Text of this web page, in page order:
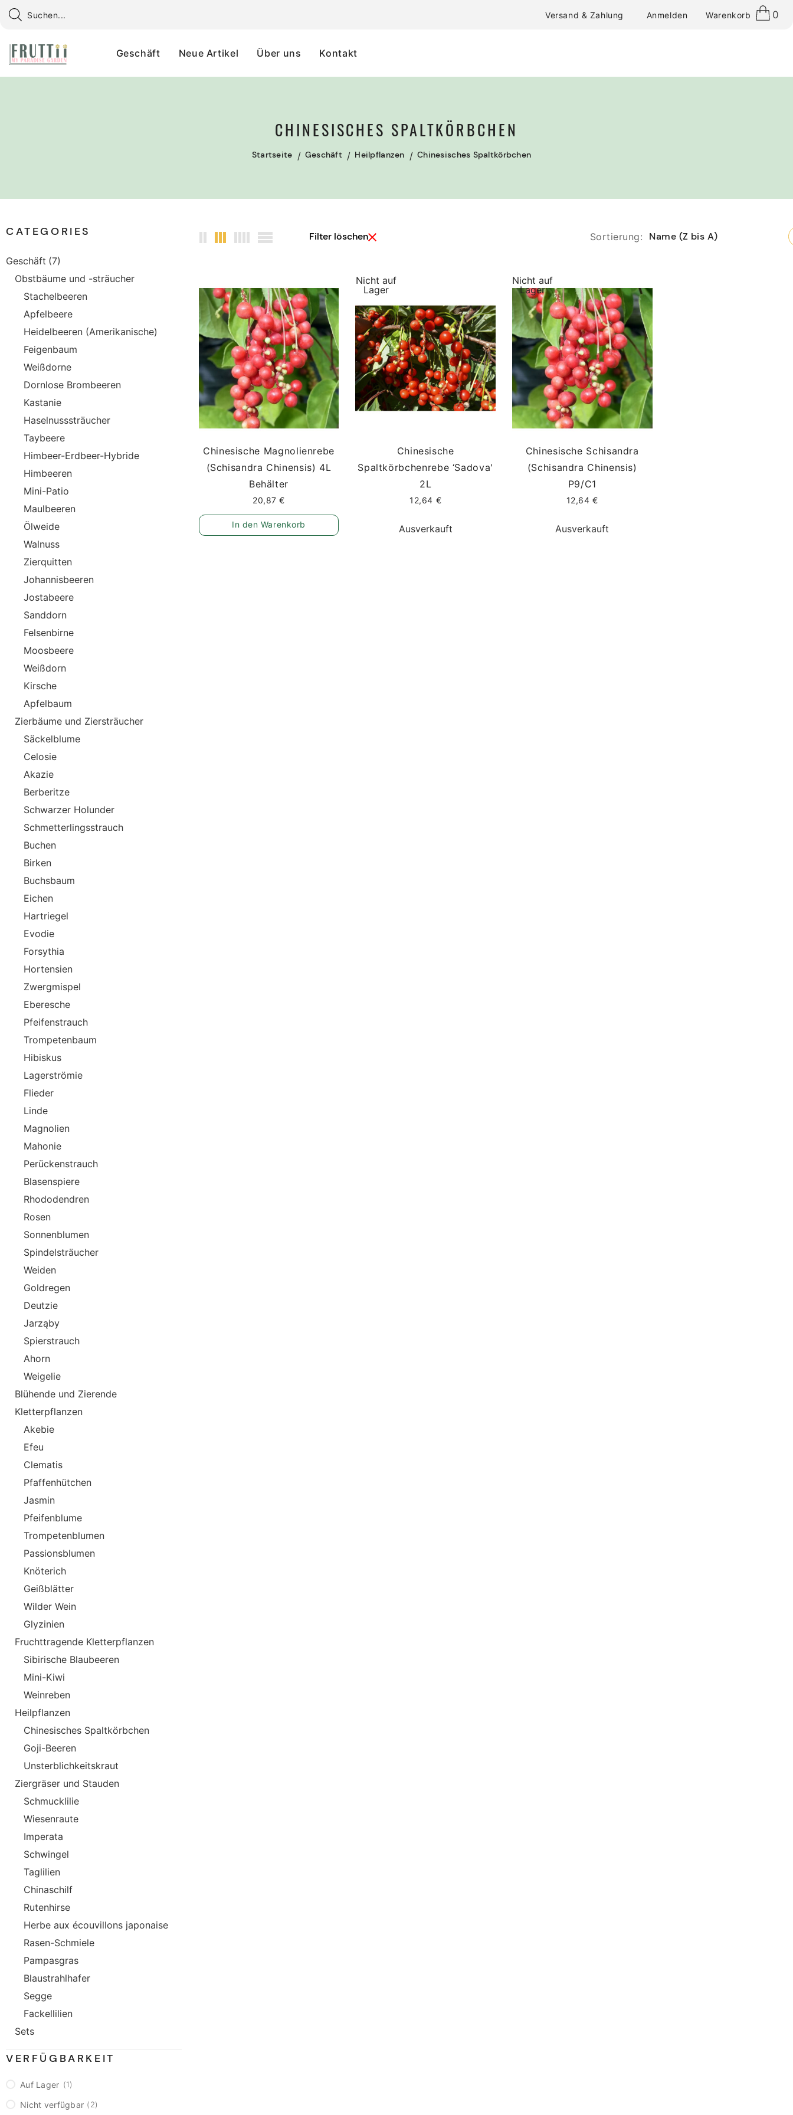
Versand & Zahlung Anmelden Warenkorb 0
Geschäft Neue Artikel Über uns Kontakt
CHINESISCHES SPALTKÖRBCHEN
Startseite Geschäft Heilpflanzen Chinesisches Spaltkörbchen
CATEGORIES
Geschäft (7)
Obstbäume und -sträucher
Stachelbeeren
Apfelbeere
Heidelbeeren (Amerikanische)
Feigenbaum
Weißdorne
Dornlose Brombeeren
Kastanie
Haselnusssträucher
Taybeere
Himbeer-Erdbeer-Hybride
Himbeeren
Mini-Patio
Maulbeeren
Ölweide
Walnuss
Zierquitten
Johannisbeeren
Jostabeere
Sanddorn
Felsenbirne
Moosbeere
Weißdorn
Kirsche
Apfelbaum
Zierbäume und Ziersträucher
Säckelblume
Celosie
Akazie
Berberitze
Schwarzer Holunder
Schmetterlingsstrauch
Buchen
Birken
Buchsbaum
Eichen
Hartriegel
Evodie
Forsythia
Hortensien
Zwergmispel
Eberesche
Pfeifenstrauch
Trompetenbaum
Hibiskus
Lagerströmie
Flieder
Linde
Magnolien
Mahonie
Perückenstrauch
Blasenspiere
Rhododendren
Rosen
Sonnenblumen
Spindelsträucher
Weiden
Goldregen
Deutzie
Jarząby
Spierstrauch
Ahorn
Weigelie
Blühende und Zierende
Kletterpflanzen
Akebie
Efeu
Clematis
Pfaffenhütchen
Jasmin
Pfeifenblume
Trompetenblumen
Passionsblumen
Knöterich
Geißblätter
Wilder Wein
Glyzinien
Fruchttragende Kletterpflanzen
Sibirische Blaubeeren
Mini-Kiwi
Weinreben
Heilpflanzen
Chinesisches Spaltkörbchen
Goji-Beeren
Unsterblichkeitskraut
Ziergräser und Stauden
Schmucklilie
Wiesenraute
Imperata
Schwingel
Taglilien
Chinaschilf
Rutenhirse
Herbe aux écouvillons japonaise
Rasen-Schmiele
Pampasgras
Blaustrahlhafer
Segge
Fackellilien
Sets
VERFÜGBARKEIT
Auf Lager 1
Nicht verfügbar 2
Filter löschen Sortierung: Name (Z bis A)
Chinesische Magnolienrebe
(Schisandra Chinensis) 4L
Behälter
20,87 €
In den Warenkorb
Nicht auf
Lager
Chinesische
Spaltkörbchenrebe ‘Sadova'
2L
12,64 €
Ausverkauft
Nicht auf
Lager
Chinesische Schisandra
(Schisandra Chinensis)
P9/C1
12,64 €
Ausverkauft